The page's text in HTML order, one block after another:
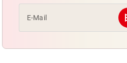
E-Mail